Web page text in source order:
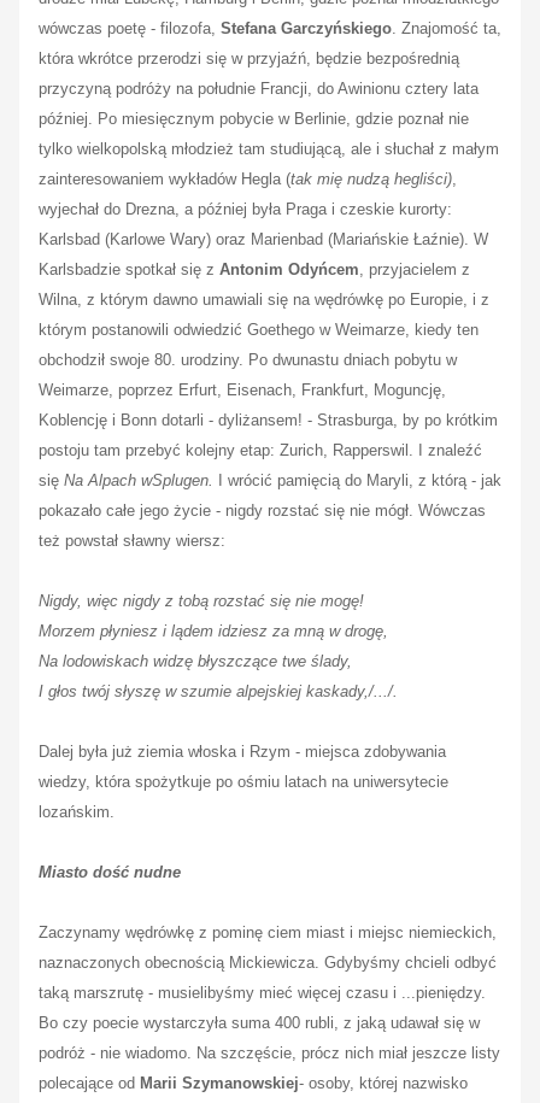
wówczas poetę - filozofa, Stefana Garczyńskiego. Znajomość ta,
która wkrótce przerodzi się w przyjaźń, będzie bezpośrednią
przyczyną podróży na południe Francji, do Awinionu cztery lata
później. Po miesięcznym pobycie w Berlinie, gdzie poznał nie
tylko wielkopolską młodzież tam studiującą, ale i słuchał z małym
zainteresowaniem wykładów Hegla (tak mię nudzą hegliści),
wyjechał do Drezna, a później była Praga i czeskie kurorty:
Karlsbad (Karlowe Wary) oraz Marienbad (Mariańskie Łaźnie). W
Karlsbadzie spotkał się z Antonim Odyńcem, przyjacielem z
Wilna, z którym dawno umawiali się na wędrówkę po Europie, i z
którym postanowili odwiedzić Goethego w Weimarze, kiedy ten
obchodził swoje 80. urodziny. Po dwunastu dniach pobytu w
Weimarze, poprzez Erfurt, Eisenach, Frankfurt, Moguncję,
Koblencję i Bonn dotarli - dyliżansem! - Strasburga, by po krótkim
postoju tam przebyć kolejny etap: Zurich, Rapperswil. I znaleźć
się Na Alpach wSplugen.
I wrócić pamięcią do Maryli, z którą - jak
pokazało całe jego życie - nigdy rozstać się nie mógł. Wówczas
też powstał sławny wiersz:
Nigdy, więc nigdy z tobą rozstać się nie mogę!
Morzem płyniesz i lądem idziesz za mną w drogę,
Na lodowiskach widzę błyszczące twe ślady,
I głos twój słyszę w szumie alpejskiej kaskady,/.../.
Dalej była już ziemia włoska i Rzym - miejsca zdobywania
wiedzy, która spożytkuje po ośmiu latach na uniwersytecie
lozańskim.
Miasto dość nudne
Zaczynamy wędrówkę z pominę ciem miast i miejsc niemieckich,
naznaczonych obecnością Mickiewicza. Gdybyśmy chcieli odbyć
taką marszrutę - musielibyśmy mieć więcej czasu i ...pieniędzy.
Bo czy poecie wystarczyła suma 400 rubli, z jaką udawał się w
podróż - nie wiadomo. Na szczęście, prócz nich miał jeszcze listy
polecające od Marii Szymanowskiej- osoby, której nazwisko